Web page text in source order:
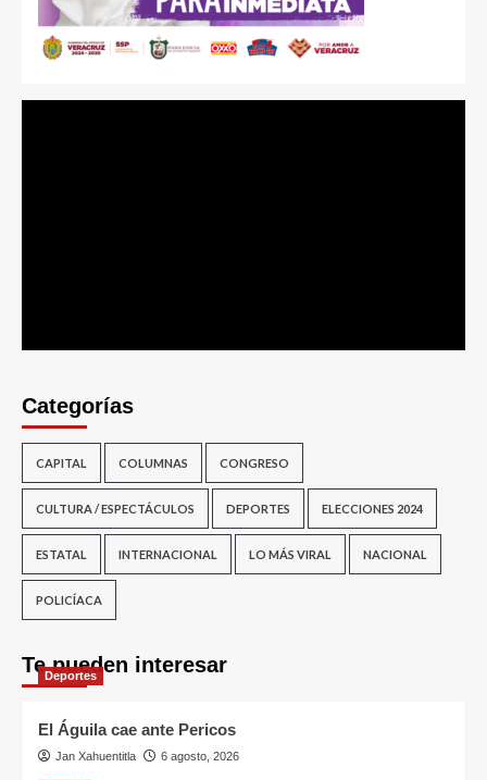
Categorías
CAPITAL COLUMNAS CONGRESO
CULTURA / ESPECTÁCULOS DEPORTES ELECCIONES 2024
ESTATAL INTERNACIONAL LO MÁS VIRAL NACIONAL
POLICÍACA
Te pueden interesar
Deportes
El Águila cae ante Pericos
Jan Xahuentitla 6 agosto, 2026